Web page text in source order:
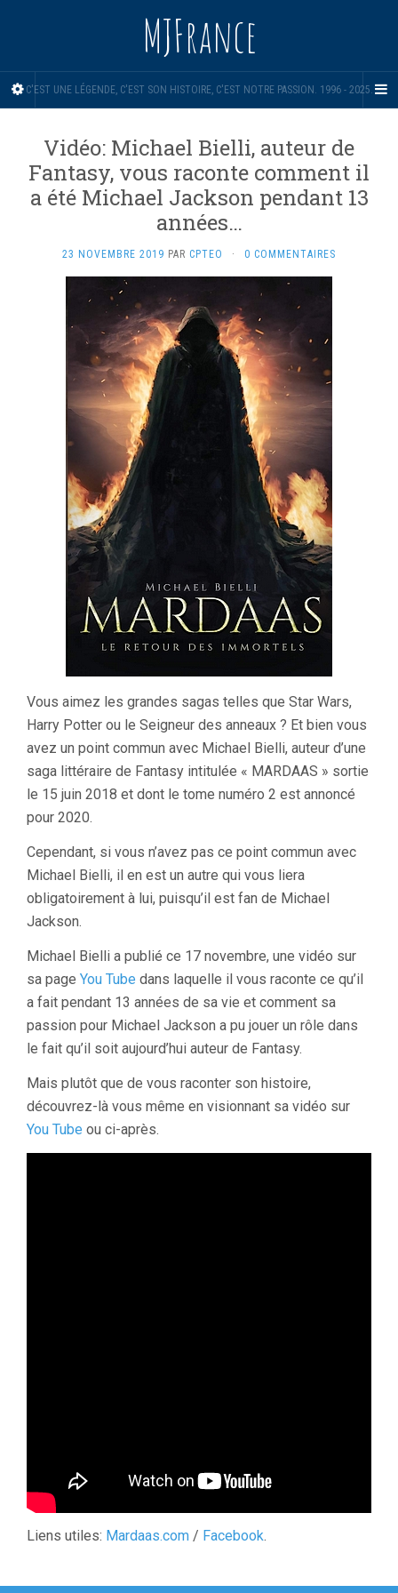
MJFrance
C'EST UNE LÉGENDE, C'EST SON HISTOIRE, C'EST NOTRE PASSION. 1996 - 2025.
Vidéo: Michael Bielli, auteur de
Fantasy, vous raconte comment il
a été Michael Jackson pendant 13
années…
23 NOVEMBRE 2019 PAR CPTEO · 0 COMMENTAIRES
Vous aimez les grandes sagas telles que Star Wars,
Harry Potter ou le Seigneur des anneaux ? Et bien vous
avez un point commun avec Michael Bielli, auteur d’une
saga littéraire de Fantasy intitulée « MARDAAS » sortie
le 15 juin 2018 et dont le tome numéro 2 est annoncé
pour 2020.
Cependant, si vous n’avez pas ce point commun avec
Michael Bielli, il en est un autre qui vous liera
obligatoirement à lui, puisqu’il est fan de Michael
Jackson.
Michael Bielli a publié ce 17 novembre, une vidéo sur
sa page You Tube dans laquelle il vous raconte ce qu’il
a fait pendant 13 années de sa vie et comment sa
passion pour Michael Jackson a pu jouer un rôle dans
le fait qu’il soit aujourd’hui auteur de Fantasy.
Mais plutôt que de vous raconter son histoire,
découvrez-là vous même en visionnant sa vidéo sur
You Tube ou ci-après.
Liens utiles: Mardaas.com / Facebook.